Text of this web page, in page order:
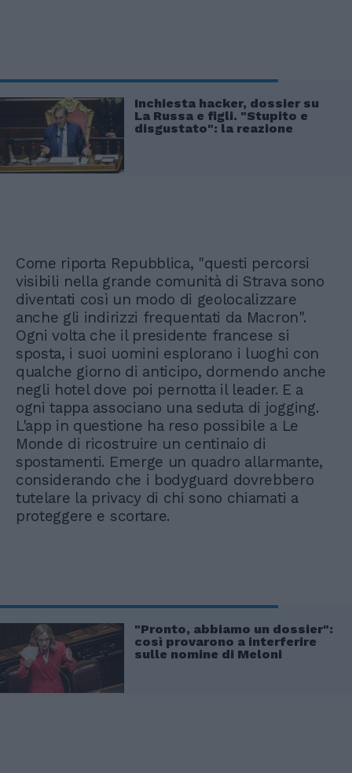
Inchiesta hacker, dossier su
La Russa e figli. "Stupito e
disgustato": la reazione
Come riporta Repubblica, "questi percorsi
visibili nella grande comunità di Strava sono
diventati così un modo di geolocalizzare
anche gli indirizzi frequentati da Macron".
Ogni volta che il presidente francese si
sposta, i suoi uomini esplorano i luoghi con
qualche giorno di anticipo, dormendo anche
negli hotel dove poi pernotta il leader. E a
ogni tappa associano una seduta di jogging.
L'app in questione ha reso possibile a Le
Monde di ricostruire un centinaio di
spostamenti. Emerge un quadro allarmante,
considerando che i bodyguard dovrebbero
tutelare la privacy di chi sono chiamati a
proteggere e scortare.
"Pronto, abbiamo un dossier":
così provarono a interferire
sulle nomine di Meloni